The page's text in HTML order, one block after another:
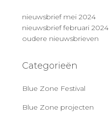
nieuwsbrief mei 2024
nieuwsbrief februari 2024
oudere nieuwsbrieven
Categorieën
Blue Zone Festival
Blue Zone projecten